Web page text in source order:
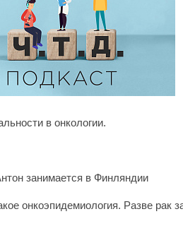
в онкологии.
занимается в Финляндии
онкоэпидемиология. Разве рак